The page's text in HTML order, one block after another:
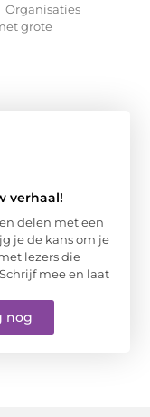
grote
verhaal!
delen met een
je de kans om je
lezers die
mee en laat
nog